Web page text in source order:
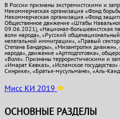
В России признаны экстремистскими и
Некоммерческая организация «Фонд
Некоммерческая организация «Фонд
Общественное движение «Штабы
09.06.2021), «Национал-большевистская
воли народа», «Русский
нелегальной иммиграции», «Правый
Степана Бандеры», «Мизантропик дивижн»,
народа», движение «Артподготовка»,
«Воля». Признаны террористическими и
«Имарат Кавказ», «Исламское
Синрике», «Братья-мусульмане», «Аль-
Мисс КИ 2019
ОСНОВНЫЕ РАЗДЕЛЫ